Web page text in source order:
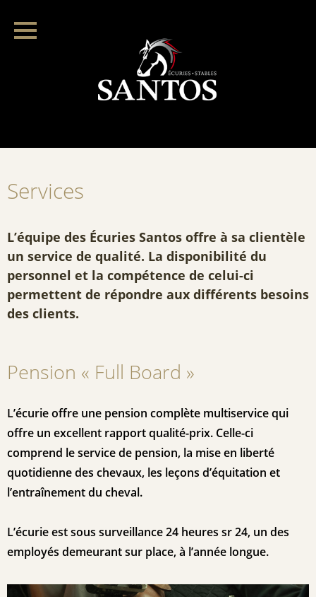
Services
L’équipe des Écuries Santos offre à sa clientèle
un service de qualité. La disponibilité du
personnel et la compétence de celui-ci
permettent de répondre aux différents besoins
des clients.
Pension « Full Board »
L’écurie offre une pension complète multiservice qui
offre un excellent rapport qualité-prix. Celle-ci
comprend le service de pension, la mise en liberté
quotidienne des chevaux, les leçons d’équitation et
l’entraînement du cheval.
L’écurie est sous surveillance 24 heures sr 24, un des
employés demeurant sur place, à l’année longue.